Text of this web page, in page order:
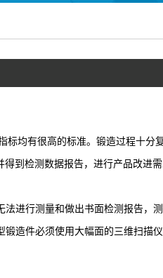
标均有很高的标准。锻造过程十
到检测数据报告，进行产品改进需
进行测量和做出书面检测报告，测
锻造件必须使用大幅面的三维扫